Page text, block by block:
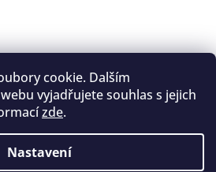
cookie. Dalším
vyjadřujete souhlas s jejich
zde.
Nastavení